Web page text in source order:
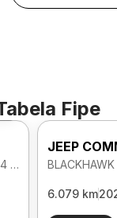
Fipe
BLACKHAWK HURRICANE 7L TURBO 4X4 2.0 AUTOMATICO
JEEP
6.079 km